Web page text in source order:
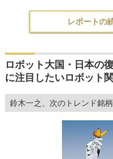
レポートの
ロボット大国・日本の
に注目したいロボット
鈴木一之、次のトレンド銘柄